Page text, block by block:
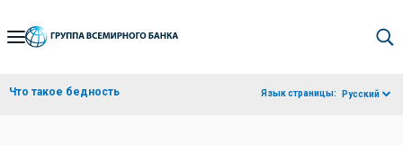
Skip
Navigation
Что такое бедность Язык страницы: Русский